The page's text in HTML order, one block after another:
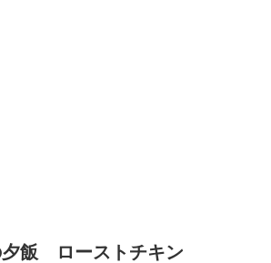
夕飯 ローストチキン